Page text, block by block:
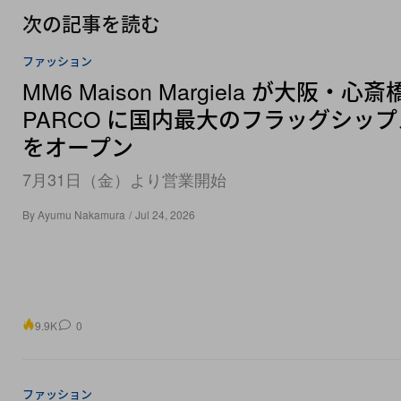
次の記事を読む
ファッション
MM6 Maison Margiela が大阪・心斎
PARCO に国内最大のフラッグシッ
をオープン
7月31日（金）より営業開始
By Ayumu Nakamura / Jul 24, 2026
9.9K 0
ファッション